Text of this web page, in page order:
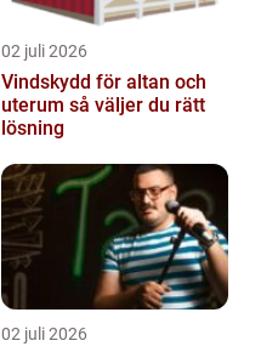
02 juli 2026
Vindskydd för altan och
uterum så väljer du rätt
lösning
02 juli 2026